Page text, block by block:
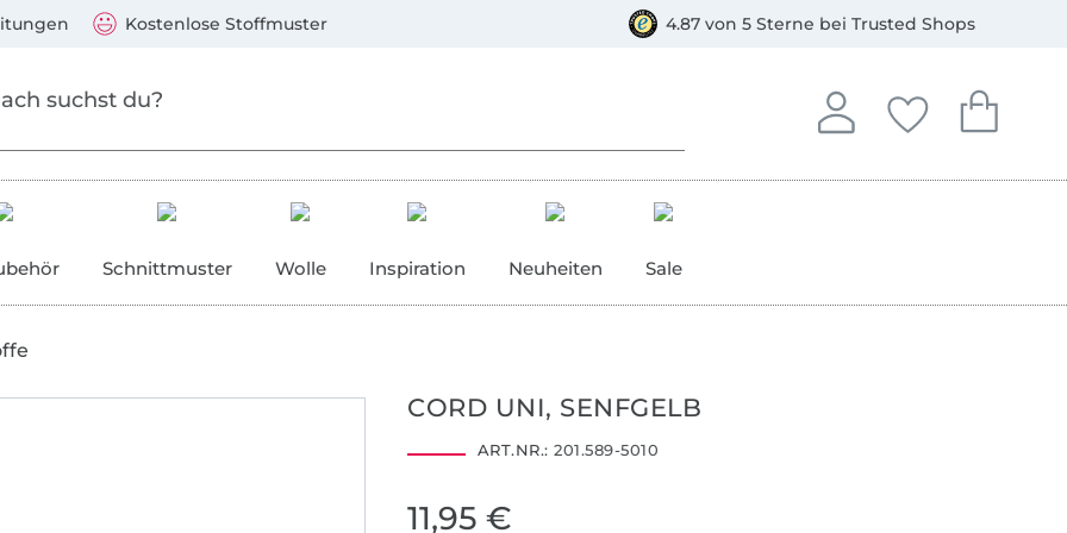
Kostenlose Stoffmuster 4.87 von 5 Sterne bei Trusted Shops
Anmelden
In deinem Konto
Deine
Du hast keine
Dein
Du hast
Schnittmuster Wolle Inspiration Neuheiten Sale
CORD UNI, SENFGELB
ART.NR.: 201.589-5010
11,95 €
Mastercard, PayPal, Giropay, Kauf auf Rechnung, Vorkasse